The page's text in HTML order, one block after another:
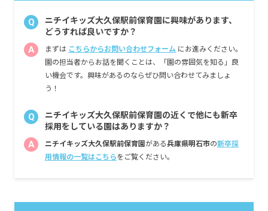
※評価期間中に基準に満たす勤務実績がない
等の事情がある場合は支給額が0円になります
※試用期間3カ月／同条件
Q
ニチイキッズ大久保駅前保育園に興味があります、
どうすれば良いですか？
A まずは こちらからお問い合わせフォーム にお進みください。
園の担当者からお話を聞くことは、「園の雰囲気を知る」良
い機会です。興味があるのならぜひ問い合わせてみましょ
う！
Q
ニチイキッズ大久保駅前保育園の近くで他にも新卒
採用をしている園はありますか？
A ニチイキッズ大久保駅前保育園がある兵庫県明石市の新卒採
用情報の一覧はこちらをご覧ください。